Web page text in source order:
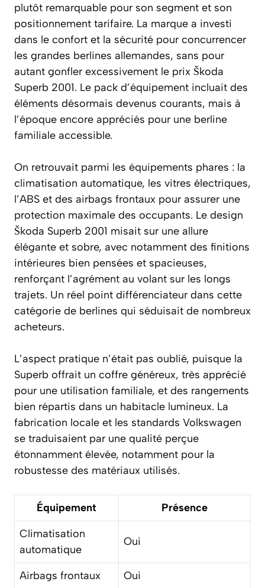
plutôt remarquable pour son segment et son
positionnement tarifaire. La marque a investi
dans le confort et la sécurité pour concurrencer
les grandes berlines allemandes, sans pour
autant gonfler excessivement le prix Škoda
Superb 2001. Le pack d’équipement incluait des
éléments désormais devenus courants, mais à
l’époque encore appréciés pour une berline
familiale accessible.
On retrouvait parmi les équipements phares : la
climatisation automatique, les vitres électriques,
l’ABS et des airbags frontaux pour assurer une
protection maximale des occupants. Le design
Škoda Superb 2001 misait sur une allure
élégante et sobre, avec notamment des finitions
intérieures bien pensées et spacieuses,
renforçant l’agrément au volant sur les longs
trajets. Un réel point différenciateur dans cette
catégorie de berlines qui séduisait de nombreux
acheteurs.
L’aspect pratique n’était pas oublié, puisque la
Superb offrait un coffre généreux, très apprécié
pour une utilisation familiale, et des rangements
bien répartis dans un habitacle lumineux. La
fabrication locale et les standards Volkswagen
se traduisaient par une qualité perçue
étonnamment élevée, notamment pour la
robustesse des matériaux utilisés.
Équipement
Présence
Climatisation
automatique
Oui
Airbags frontaux
Oui